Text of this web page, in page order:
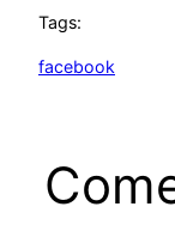
Tags:
facebook